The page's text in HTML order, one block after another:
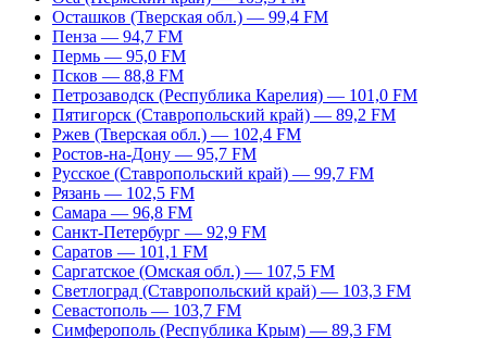
Осташков (Тверская обл.) — 99,4 FM
Пенза — 94,7 FM
Пермь — 95,0 FM
Псков — 88,8 FM
Петрозаводск (Республика Карелия) — 101,0 FM
Пятигорск (Ставропольский край) — 89,2 FM
Ржев (Тверская обл.) — 102,4 FM
Ростов-на-Дону — 95,7 FM
Русское (Ставропольский край) — 99,7 FM
Рязань — 102,5 FM
Самара — 96,8 FM
Санкт-Петербург — 92,9 FM
Саратов — 101,1 FM
Саргатское (Омская обл.) — 107,5 FM
Светлоград (Ставропольский край) — 103,3 FM
Севастополь — 103,7 FM
Симферополь (Республика Крым) — 89,3 FM